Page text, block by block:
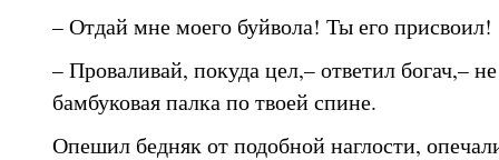
– Отдай мне моего буйвола! Ты его присвоил!
– Проваливай, покуда цел,– ответил богач,–
бамбуковая палка по твоей спине.
Опешил бедняк от подобной наглости,